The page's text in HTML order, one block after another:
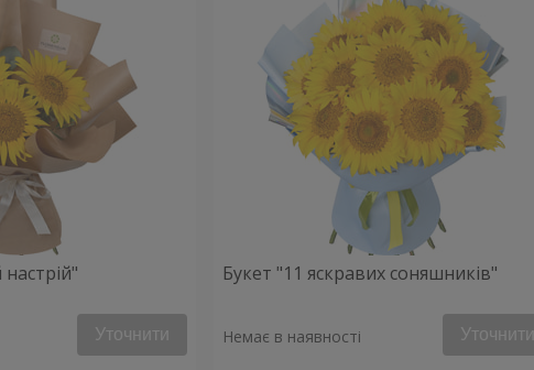
Уточнити
Букет "11 яскравих соняшників"
Немає в наявності Уточнити